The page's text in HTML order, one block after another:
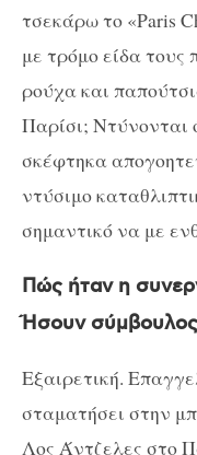
τσεκάρω το «Paris
με τρόμο είδα
ρούχα και
Παρίσι; Ντύνονται
σκέφτηκα
ντύσιμο
σημαντικό να με
Πώς ήταν η
Ήσουν
Εξαιρετική.
σταματήσει στην
Λος Άντζελες στο